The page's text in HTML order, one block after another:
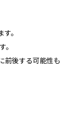
。
前後する可能性も